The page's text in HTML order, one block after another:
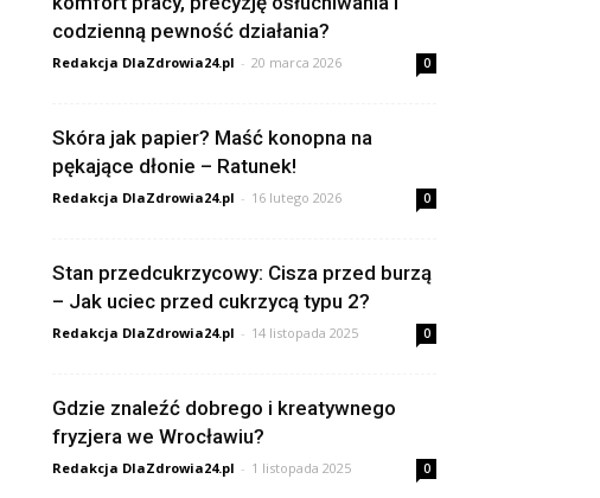
codzienną pewność działania?
Redakcja DlaZdrowia24.pl - 20 marca 2026 0
Skóra jak papier? Maść konopna na
pękające dłonie – Ratunek!
Redakcja DlaZdrowia24.pl - 16 lutego 2026 0
Stan przedcukrzycowy: Cisza przed burzą
– Jak uciec przed cukrzycą typu 2?
Redakcja DlaZdrowia24.pl - 14 listopada 2025 0
Gdzie znaleźć dobrego i kreatywnego
fryzjera we Wrocławiu?
Redakcja DlaZdrowia24.pl - 1 listopada 2025 0